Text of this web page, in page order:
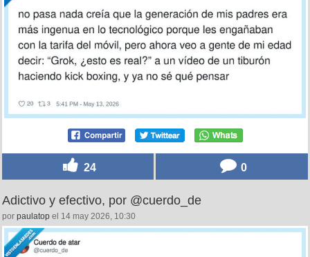
24 0
Adictivo y efectivo, por @cuerdo_de
por paulatop el 14 may 2026, 10:30